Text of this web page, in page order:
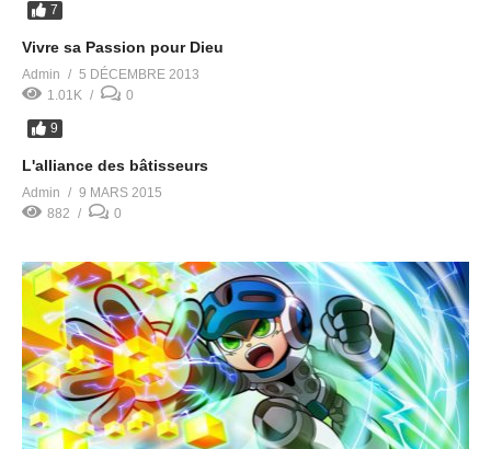
7
Vivre sa Passion pour Dieu
Admin
5 DÉCEMBRE 2013
1.01K
0
9
L'alliance des bâtisseurs
Admin
9 MARS 2015
882
0